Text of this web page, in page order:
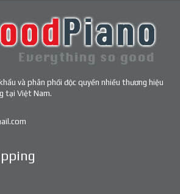
và phân phối độc quyền nhiều thương hiệu
tại Việt Nam.